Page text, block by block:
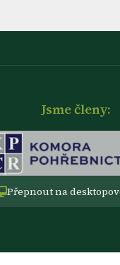
Jsme členy:
Přepnout na